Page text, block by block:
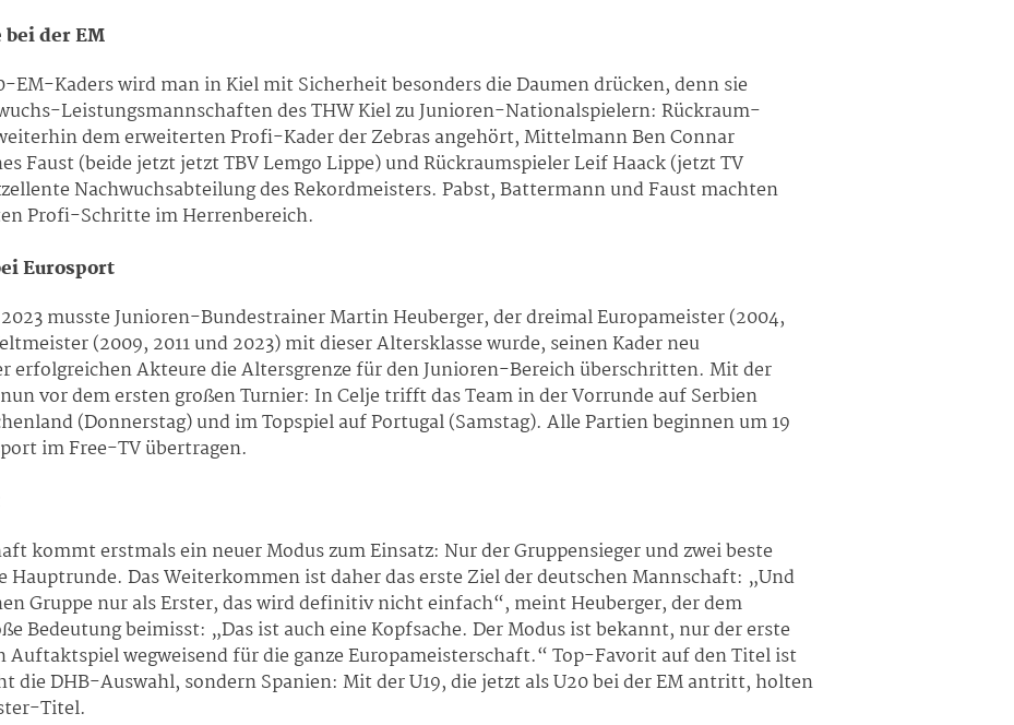
der EM
EM-Kaders wird man in Kiel mit Sicherheit besonders die Daumen drücken, denn sie
Leistungsmannschaften des THW Kiel zu Junioren-Nationalspielern: Rückraum-
dem erweiterten Profi-Kader der Zebras angehört, Mittelmann Ben Connar
Faust (beide jetzt jetzt TBV Lemgo Lippe) und Rückraumspieler Leif Haack (jetzt TV
Nachwuchsabteilung des Rekordmeisters. Pabst, Battermann und Faust machten
Profi-Schritte im Herrenbereich.
Eurosport
musste Junioren-Bundestrainer Martin Heuberger, der dreimal Europameister (2004,
(2009, 2011 und 2023) mit dieser Altersklasse wurde, seinen Kader neu
erfolgreichen Akteure die Altersgrenze für den Junioren-Bereich überschritten. Mit der
vor dem ersten großen Turnier: In Celje trifft das Team in der Vorrunde auf Serbien
(Donnerstag) und im Topspiel auf Portugal (Samstag). Alle Partien beginnen um 19
im Free-TV übertragen.
kommt erstmals ein neuer Modus zum Einsatz: Nur der Gruppensieger und zwei beste
Das Weiterkommen ist daher das erste Ziel der deutschen Mannschaft: „Und
Gruppe nur als Erster, das wird definitiv nicht einfach“, meint Heuberger, der dem
Bedeutung beimisst: „Das ist auch eine Kopfsache. Der Modus ist bekannt, nur der erste
wegweisend für die ganze Europameisterschaft.“ Top-Favorit auf den Titel ist
die DHB-Auswahl, sondern Spanien: Mit der U19, die jetzt als U20 bei der EM antritt, holten
Titel.